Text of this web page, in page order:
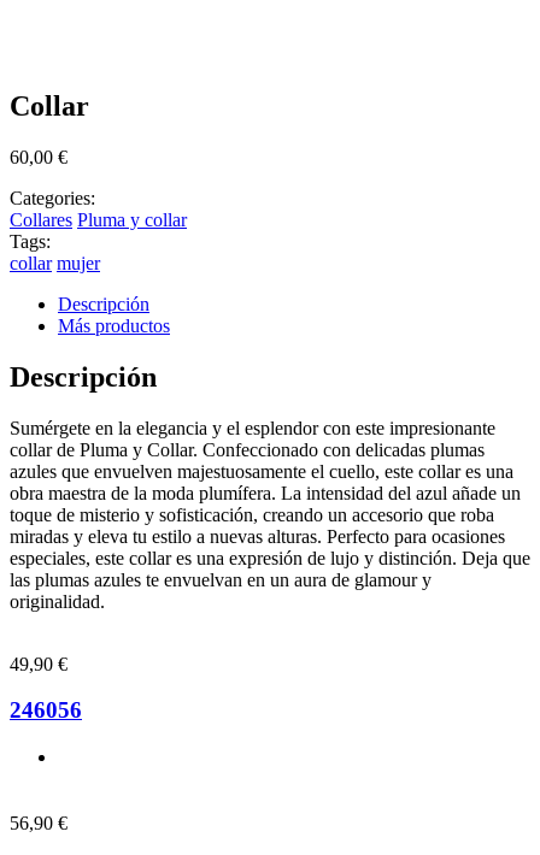
Collar
60,00 €
Categories:
Collares Pluma y collar
Tags:
collar mujer
Descripción
Más productos
Descripción
Sumérgete en la elegancia y el esplendor con este impresionante
collar de Pluma y Collar. Confeccionado con delicadas plumas
azules que envuelven majestuosamente el cuello, este collar es una
obra maestra de la moda plumífera. La intensidad del azul añade un
toque de misterio y sofisticación, creando un accesorio que roba
miradas y eleva tu estilo a nuevas alturas. Perfecto para ocasiones
especiales, este collar es una expresión de lujo y distinción. Deja que
las plumas azules te envuelvan en un aura de glamour y
originalidad.
49,90 €
246056
56,90 €